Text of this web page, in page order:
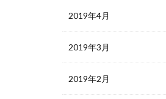
2019年4月
2019年3月
2019年2月